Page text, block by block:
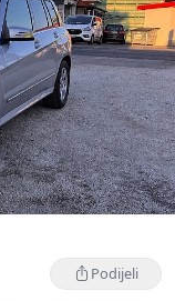
Podijeli